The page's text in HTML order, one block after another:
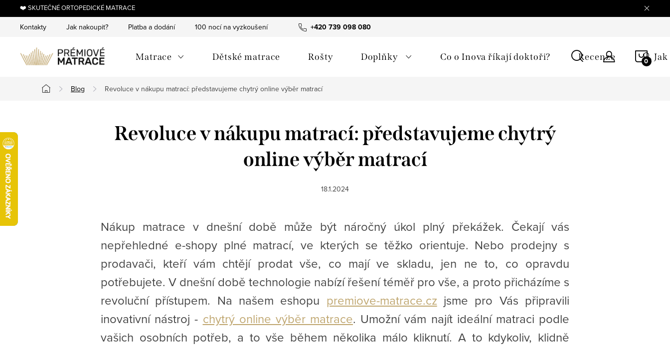
na
❤️ SKUTEČNÉ ORTOPEDICKÉ MATRACE
+420 739 098 080
Kontakty Jak nakoupit? Platba a dodání 100 nocí na vyzkoušení B2B spolupráce - hotely & designéři
Matrace Dětské matrace Rošty Doplňky Co o Inova říkají doktoři? Recenze 🔍
Domů
Blog Revoluce v nákupu matrací: představujeme chytrý online výběr matrací
Revoluce v nákupu matrací: představujeme chytrý
online výběr matrací
18.1.2024
Nákup matrace v dnešní době může být náročný úkol plný překážek. Čekají vás
nepřehledné e-shopy plné matrací, ve kterých se těžko orientuje. Nebo prodejny s
prodavači, kteří vám chtějí prodat vše, co mají ve skladu, jen ne to, co opravdu
potřebujete. V dnešní době technologie nabízí řešení téměř pro vše, a proto přicházíme s
revoluční přístupem. Na našem eshopu premiove-matrace.cz jsme pro Vás připravili
inovativní nástroj - chytrý online výběr matrace. Umožní vám najít ideální matraci podle
vašich osobních potřeb, a to vše během několika málo kliknutí. A to kdykoliv, klidně